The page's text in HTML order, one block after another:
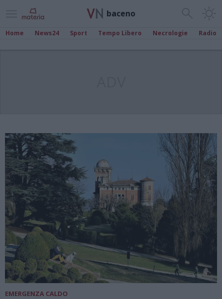
baceno
Home News24 Sport Tempo Libero Necrologie Radio
EMERGENZA CALDO